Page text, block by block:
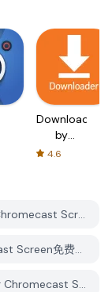
Downloader
by
AFTVnews
4.6
我如何从PGYER APK HUB下载TV Cast for Chromecast Screen？
PGYER APK HUB上的TV Cast for Chromecast Screen免费下载吗？
我需要在PGYER APK HUB上下载TV Cast for Chromecast Screen时需要账户吗？